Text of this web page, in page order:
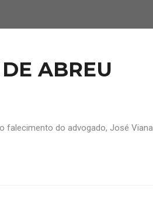
ABREU
falecimento do advogado, José